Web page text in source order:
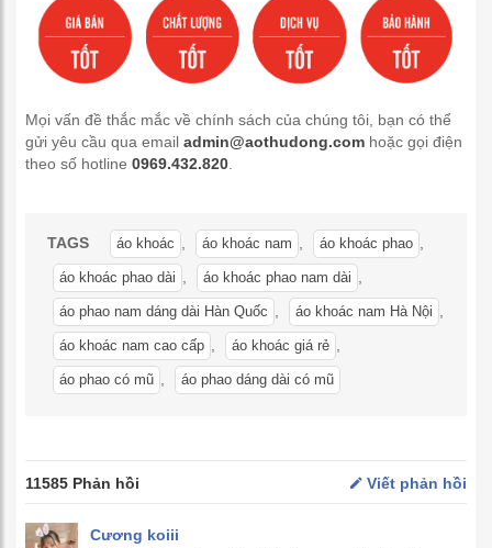
Mọi vấn đề thắc mắc về chính sách của chúng tôi, bạn có thể
gửi yêu cầu qua email admin@aothudong.com hoặc gọi điện
theo số hotline 0969.432.820
TAGS áo khoác áo khoác nam áo khoác phao
áo khoác phao dài áo khoác phao nam dài
áo phao nam dáng dài Hàn Quốc áo khoác nam Hà Nội
áo khoác nam cao cấp áo khoác giá rẻ
áo phao có mũ áo phao dáng dài có mũ
11585 Phản hồi Viết phản hồi
Cương koiii